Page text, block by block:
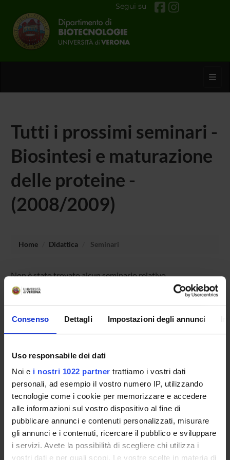
Consenso Dettagli Impostazioni degli annunci
Uso responsabile dei dati
Noi e i nostri 1022 partner trattiamo i vostri dati
personali, ad esempio il vostro numero IP, utilizzando
tecnologie come i cookie per memorizzare e accedere
alle informazioni sul vostro dispositivo al fine di
pubblicare annunci e contenuti personalizzati, misurare
gli annunci e i contenuti, ricercare il pubblico e sviluppare
i servizi. Avete la possibilità di scegliere chi utilizza i
vostri dati e per quali scopi. Le vostre scelte in materia di
Segui su
Tutti i prossimi seminari -
Biosintesi e maturazione
delle proteine -
(2008/2009)
Home Didattica Seminari
Non è stato trovato alcun seminario relativo
all'insegnamento Biosintesi e maturazione delle proteine.
OFFERTA FORMATIVA
CORSI DI STUDIO
DOTTORATI DI RICERCA E FORMAZIONE
SUPERIORE
Contatti
Persone
Luoghi